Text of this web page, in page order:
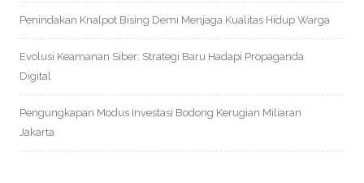
Penindakan Knalpot Bising Demi Menjaga Kualitas Hidup Warga
Evolusi Keamanan Siber: Strategi Baru Hadapi Propaganda
Digital
Pengungkapan Modus Investasi Bodong Kerugian Miliaran
Jakarta